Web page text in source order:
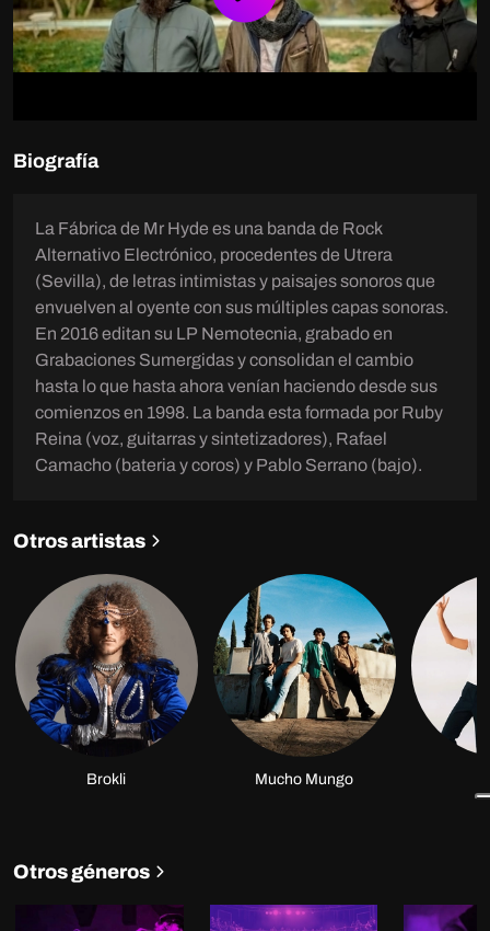
Video
Biografía
La Fábrica de Mr Hyde es una banda de Rock
Alternativo Electrónico, procedentes de Utrera
(Sevilla), de letras intimistas y paisajes sonoros que
envuelven al oyente con sus múltiples capas sonoras.
En 2016 editan su LP Nemotecnia, grabado en
Grabaciones Sumergidas y consolidan el cambio
hasta lo que hasta ahora venían haciendo desde sus
comienzos en 1998. La banda esta formada por Ruby
Reina (voz, guitarras y sintetizadores), Rafael
Camacho (bateria y coros) y Pablo Serrano (bajo).
Otros artistas
Brokli Mucho Mungo
Otros géneros